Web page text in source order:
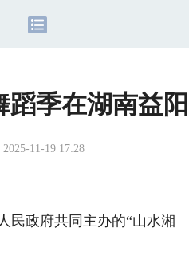
蹈季在湖南益
2025-11-19 17:28
政府共同主办的“山水湘